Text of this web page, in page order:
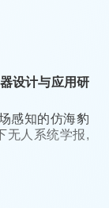
设计与应用研
感知的仿海豹
无人系统学报,